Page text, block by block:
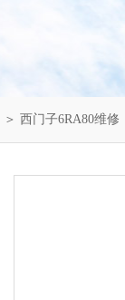
＞ 西门子6RA80维修